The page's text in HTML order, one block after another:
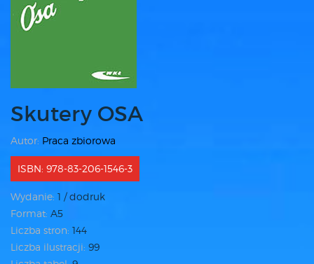
Skutery OSA
Autor: Praca zbiorowa
ISBN: 978-83-206-1546-3
Wydanie: 1 / dodruk
Format: A5
Liczba stron: 144
Liczba ilustracji: 99